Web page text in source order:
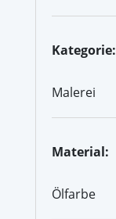
Kategorie:
Malerei
Material:
Ölfarbe